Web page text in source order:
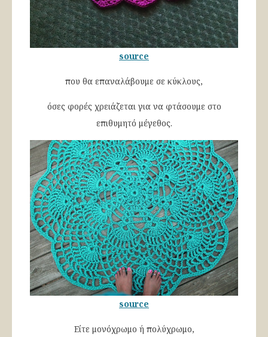
source
που θα επαναλάβουμε σε κύκλους,
όσες φορές χρειάζεται για να φτάσουμε στο
επιθυμητό μέγεθος.
source
Είτε μονόχρωμο ή πολύχρωμο,